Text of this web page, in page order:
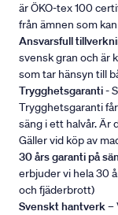
är ÖKO-tex 100
från ämnen som
Ansvarsfull
svensk gran och är
som tar hänsyn till
Trygghetsgaranti-
Trygghetsgaranti
säng i ett halvår. Är
Gäller vid köp av
30 års garanti på
erbjuder vi hela 30
och fjäderbrott)
Svenskt hantverk–